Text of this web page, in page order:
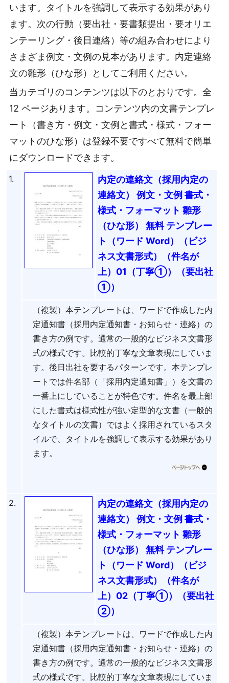
います。タイトルを強調して表示する効果があり
ます。次の行動（要出社・要書類提出・要オリエ
ンテーリング・後日連絡）等の組み合わせにより
さまざま例文・文例の見本があります。内定連絡
文の雛形（ひな形）としてご利用ください。
当カテゴリのコンテンツは以下のとおりです。全
12 ページあります。コンテンツ内の文書テンプレ
ート（書き方・例文・文例と書式・様式・フォー
マットのひな形）は登録不要ですべて無料で簡単
にダウンロードできます。
1.
内定の連絡文（採用内定の
連絡文） 例文・文例 書式・
様式・フォーマット 雛形
（ひな形） 無料 テンプレー
ト（ワード Word）（ビジ
ネス文書形式）（件名が
上）01（丁寧①）（要出社
①）
（複製）本テンプレートは、ワードで作成した内
定通知書（採用内定通知書・お知らせ・連絡）の
書き方の例です。通常の一般的なビジネス文書形
式の様式です。比較的丁寧な文章表現にしていま
す。後日出社を要するパターンです。本テンプレ
ートでは件名部（「採用内定通知書」）を文書の
一番上にしていることが特色です。件名を最上部
にした書式は様式性が強い定型的な文書（一般的
なタイトルの文書）ではよく採用されているスタ
イルで、タイトルを強調して表示する効果があり
ます。
2.
内定の連絡文（採用内定の
連絡文） 例文・文例 書式・
様式・フォーマット 雛形
（ひな形） 無料 テンプレー
ト（ワード Word）（ビジ
ネス文書形式）（件名が
上）02（丁寧①）（要出社
②）
（複製）本テンプレートは、ワードで作成した内
定通知書（採用内定通知書・お知らせ・連絡）の
書き方の例です。通常の一般的なビジネス文書形
式の様式です。比較的丁寧な文章表現にしていま